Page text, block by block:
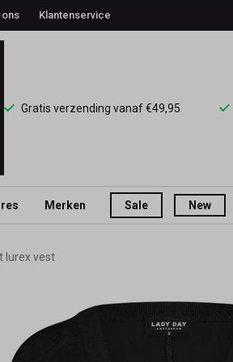
ons Klantenservice
Gratis verzending vanaf €49,95
Merken Sale New
lurex vest